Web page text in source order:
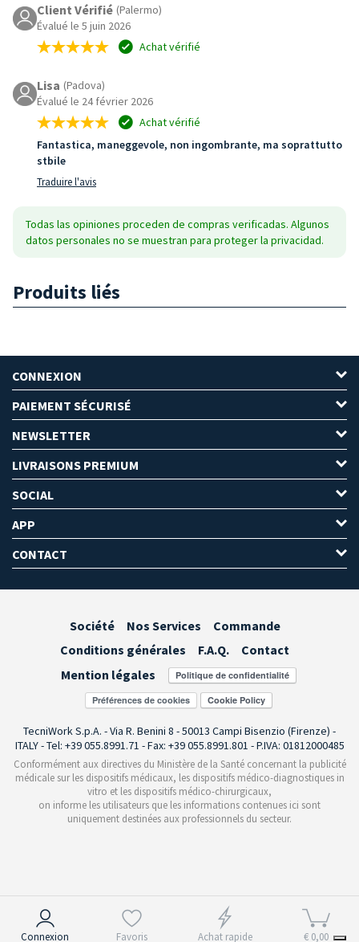
Connexion Favoris Achat rapide € 0,00
Client Vérifié (Palermo)
Évalué le 5 juin 2026
Achat vérifié
Lisa (Padova)
Évalué le 24 février 2026
Achat vérifié
Fantastica, maneggevole, non ingombrante, ma soprattutto
stbile
Traduire l'avis
Todas las opiniones proceden de compras verificadas. Algunos
datos personales no se muestran para proteger la privacidad.
Produits liés
CONNEXION
PAIEMENT SÉCURISÉ
NEWSLETTER
LIVRAISONS PREMIUM
SOCIAL
APP
CONTACT
Société Nos Services
Commande
Conditions générales
F.A.Q.
Contact
Mention légales
Préférences de cookies
TecniWork S.p.A. - Via R. Benini 8 - 50013 Campi Bisenzio (Firenze) -
ITALY - Tel: +39 055.8991.71 - Fax: +39 055.8991.801 - P.IVA: 01812000485
Conformément aux directives du Ministère de la Santé concernant la publicité
médicale sur les dispositifs médicaux, les dispositifs médico-diagnostiques in
vitro et les dispositifs médico-chirurgicaux,
on informe les utilisateurs que les informations contenues ici sont
uniquement destinées aux professionnels du secteur.
Notification lors de la collecte